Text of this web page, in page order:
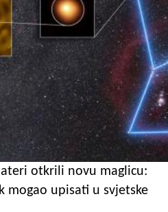
otkrili novu maglicu:
mogao upisati u svjetske